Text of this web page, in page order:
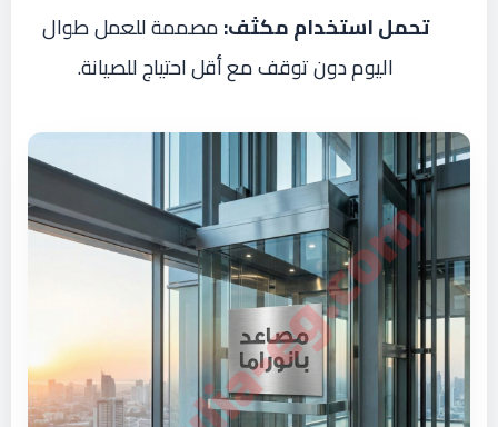
تحمل استخدام مكثف:مصممة للعمل طوال
اليوم دون توقف مع أقل احتياج للصيانة.